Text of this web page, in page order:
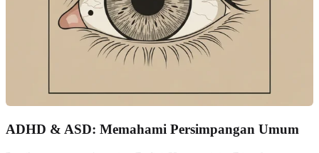
ADHD & ASD: Memahami Persimpangan Umum